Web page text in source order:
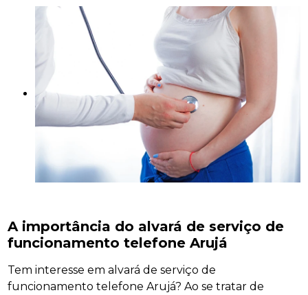
A importância do alvará de serviço de
funcionamento telefone Arujá
Tem interesse em alvará de serviço de
funcionamento telefone Arujá? Ao se tratar de